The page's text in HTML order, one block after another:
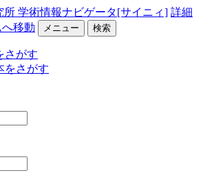
学術情報ナビゲータ[サイニィ] 詳細
移動 メニュー 検索
さがす
をさがす